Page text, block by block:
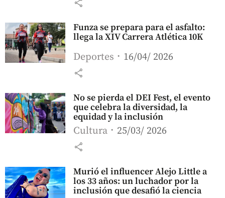
share
Funza se prepara para el asfalto:
llega la XIV Carrera Atlética 10K
Deportes 16/04/ 2026
share
No se pierda el DEI Fest, el evento
que celebra la diversidad, la
equidad y la inclusión
Cultura 25/03/ 2026
share
Murió el influencer Alejo Little a
los 33 años: un luchador por la
inclusión que desafió la ciencia